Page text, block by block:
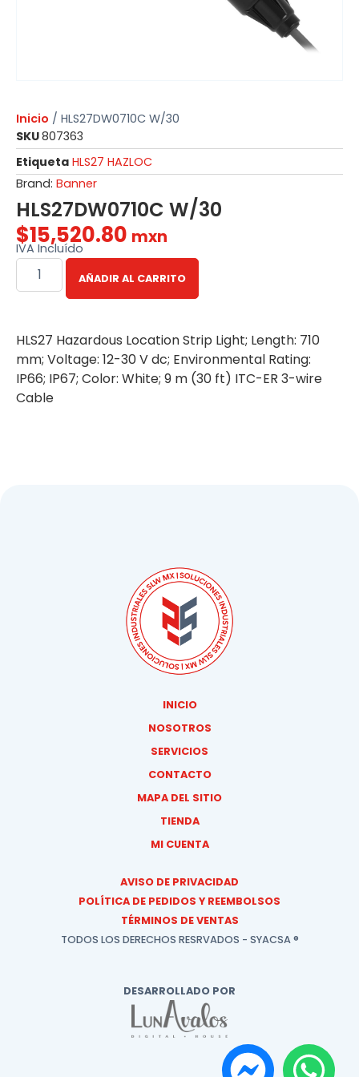
Inicio / HLS27DW0710C W/30
SKU807363
Etiqueta HLS27 HAZLOC
Brand: Banner
HLS27DW0710C W/30
$15,520.80 mxn
IVA Incluído
AÑADIR AL CARRITO
HLS27 Hazardous Location Strip Light; Length: 710
mm; Voltage: 12-30 V dc; Environmental Rating:
IP66; IP67; Color: White; 9 m (30 ft) ITC-ER 3-wire
Cable
INICIO
NOSOTROS
SERVICIOS
CONTACTO
MAPA DEL SITIO
TIENDA
MI CUENTA
AVISO DE PRIVACIDAD
POLÍTICA DE PEDIDOS Y REEMBOLSOS
TÉRMINOS DE VENTAS
TODOS LOS DERECHOS RESRVADOS - SYACSA ®
DESARROLLADO POR